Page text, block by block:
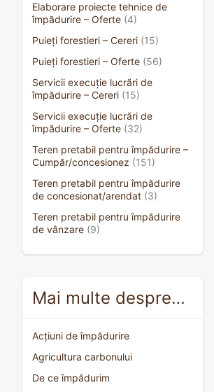
Elaborare proiecte tehnice de
împădurire – Oferte (4)
Puieți forestieri – Cereri (15)
Puieți forestieri – Oferte (56)
Servicii execuție lucrări de
împădurire – Cereri (15)
Servicii execuție lucrări de
împădurire – Oferte (32)
Teren pretabil pentru împădurire –
Cumpăr/concesionez (151)
Teren pretabil pentru împădurire
de concesionat/arendat (3)
Teren pretabil pentru împădurire
de vânzare (9)
Mai multe despre…
Acțiuni de împădurire
Agricultura carbonului
De ce împădurim